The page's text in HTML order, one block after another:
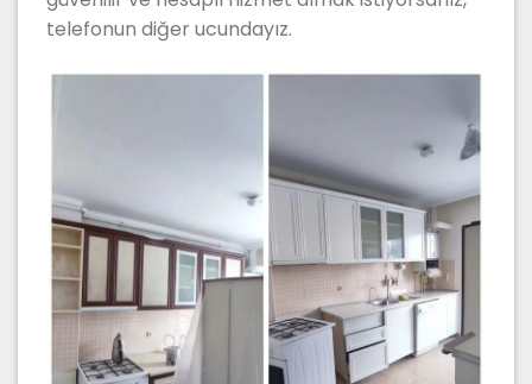
telefonun diğer ucundayız.